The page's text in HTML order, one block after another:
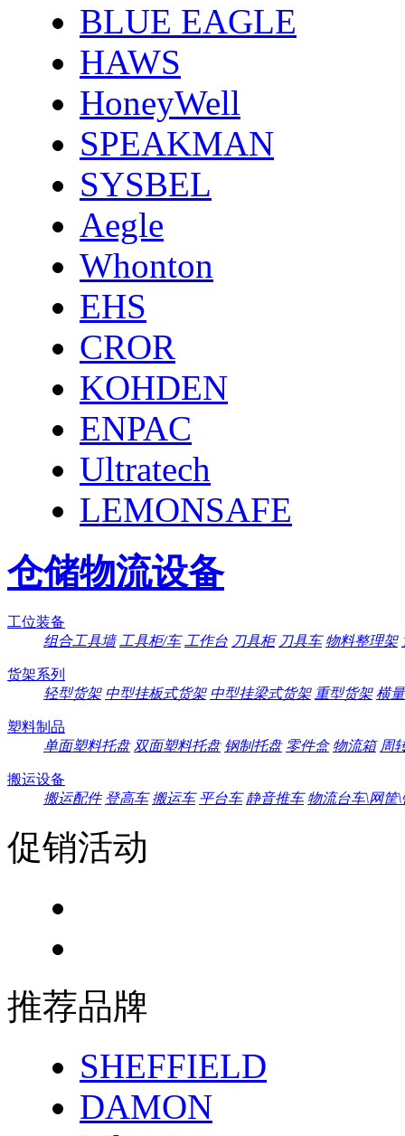
BLUE EAGLE
HAWS
HoneyWell
SPEAKMAN
SYSBEL
Aegle
Whonton
EHS
CROR
KOHDEN
ENPAC
Ultratech
LEMONSAFE
仓储物流设备
工位装备
组合工具墙 工具柜/车 工作台 刀具柜 刀具车 物料整理架
货架系列
轻型货架 中型挂板式货架 中型挂梁式货架 重型货架 横
塑料制品
单面塑料托盘 双面塑料托盘 钢制托盘 零件盒 物流箱 周
搬运设备
搬运配件 登高车 搬运车 平台车 静音推车 物流台车\网筐
促销活动
推荐品牌
SHEFFIELD
DAMON